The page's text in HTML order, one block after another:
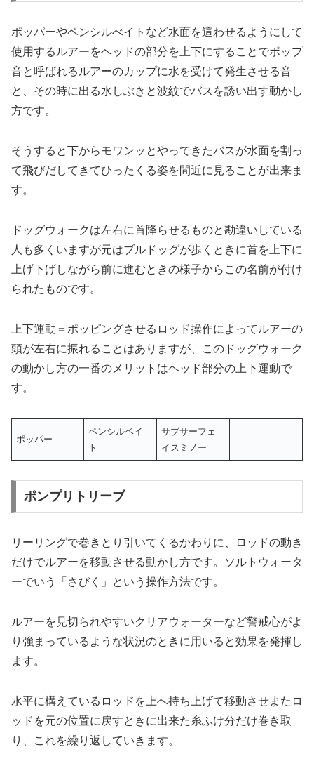
ポッパーやペンシルべイトなど水面を這わせるようにして
使用するルアーをヘッドの部分を上下にすることでポップ
音と呼ばれるルアーのカップに水を受けて発生させる音
と、その時に出る水しぶきと波紋でバスを誘い出す動かし
方です。
そうすると下からモワンッとやってきたバスが水面を割っ
て飛びだしてきてひったくる姿を間近に見ることが出来ま
す。
ドッグウォークは左右に首降らせるものと勘違いしている
人も多くいますが元はブルドッグが歩くときに首を上下に
上げ下げしながら前に進むときの様子からこの名前が付け
られたものです。
上下運動＝ポッピングさせるロッド操作によってルアーの
頭が左右に振れることはありますが、このドッグウォーク
の動かし方の一番のメリットはヘッド部分の上下運動で
す。
ポッパー
ペンシルベイ
ト
サブサーフェ
イスミノー
ポンプリトリーブ
リーリングで巻きとり引いてくるかわりに、ロッドの動き
だけでルアーを移動させる動かし方です。ソルトウォータ
ーでいう「さびく」という操作方法です。
ルアーを見切られやすいクリアウォーターなど警戒心がよ
り強まっているような状況のときに用いると効果を発揮し
ます。
水平に構えているロッドを上へ持ち上げて移動させまたロ
ッドを元の位置に戻すときに出来た糸ふけ分だけ巻き取
り、これを繰り返していきます。